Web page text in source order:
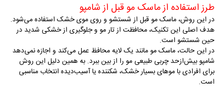
طرز استفاده از ماسک مو قبل از شامپو
در این روش، ماسک مو قبل از شستشو و روی موی خشک استفاده می‌شود.
هدف اصلی این تکنیک، محافظت از تار مو و جلوگیری از خشکی شدید در
حین شستشو است.
در این حالت، ماسک مو مانند یک لایه محافظ عمل می‌کند و اجازه نمی‌دهد
شامپو بیش‌ازحد چربی طبیعی مو را از بین ببرد. به همین دلیل این روش
برای افرادی با موهای بسیار خشک، شکننده یا آسیب‌دیده انتخاب مناسبی
است.